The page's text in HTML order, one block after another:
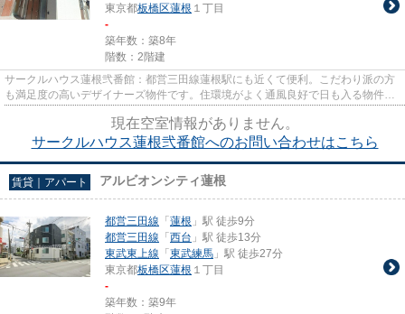
東京都板橋区蓮根 １丁目
-
築年数：築8年
階数：2階建
サークルハウス蓮根弐番館：都営三田線蓮根駅にも近くて便利。こだわり派の方
も満足度の高いデザイナーズ物件です。住環境がよく通風良好で日も入る物件を
現在空室情報がありません。
サークルハウス蓮根弐番館へのお問い合わせはこちら
賃貸｜アパート アルビオンシティ蓮根
都営三田線 「 蓮根 」駅 徒歩9分
都営三田線 「 西台 」駅 徒歩13分
東武東上線 「 東武練馬 」駅 徒歩27分
東京都板橋区蓮根 １丁目
-
築年数：築9年